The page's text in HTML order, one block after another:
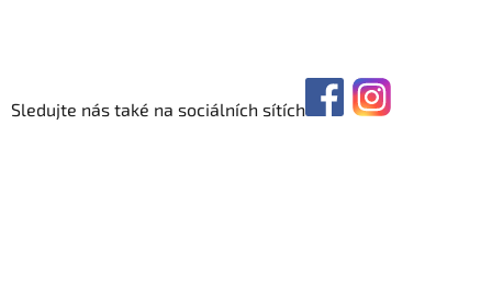
Sledujte nás také na sociálních sítích